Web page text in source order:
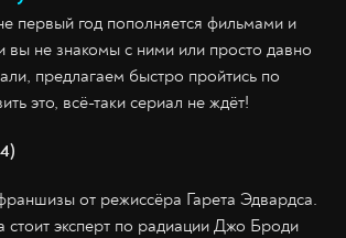
первый год пополняется фильмами и
вы не знакомы с ними или просто давно
предлагаем быстро пройтись по
это, всё-таки сериал не ждёт!
от режиссёра Гарета Эдвардса.
стоит эксперт по радиации Джо Броди